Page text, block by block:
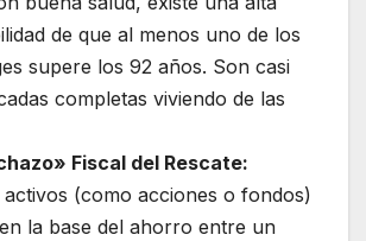
de que al menos uno de los
supere los 92 años. Son casi
completas viviendo de las
Fiscal del Rescate:
activos (como acciones o fondos)
la base del ahorro entre un